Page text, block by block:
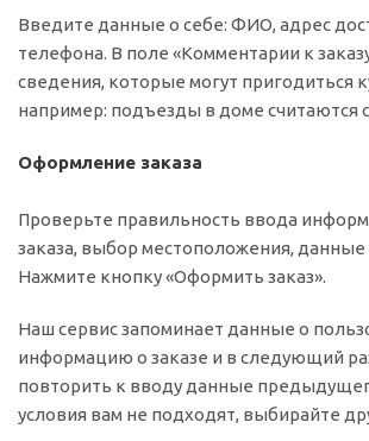
Введите данные о себе: ФИО, адрес
телефона. В поле «Комментарии к
сведения, которые могут пригодиться
например: подъезды в доме считаются
Оформление заказа
Проверьте правильность ввода
заказа, выбор местоположения, данные
Нажмите кнопку «Оформить заказ».
Наш сервис запоминает данные о
информацию о заказе и в следующий
повторить к вводу данные
условия вам не подходят, выбирайте